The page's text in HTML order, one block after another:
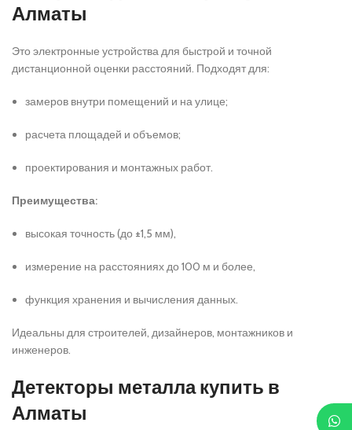
Алматы
Это электронные устройства для быстрой и точной
дистанционной оценки расстояний. Подходят для:
замеров внутри помещений и на улице;
расчета площадей и объемов;
проектирования и монтажных работ.
Преимущества:
высокая точность (до ±1,5 мм),
измерение на расстояниях до 100 м и более,
функция хранения и вычисления данных.
Идеальны для строителей, дизайнеров, монтажников и
инженеров.
Детекторы металла купить в
Алматы